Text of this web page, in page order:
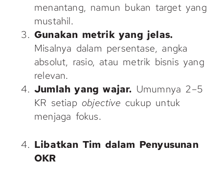
menantang, namun bukan target yang
mustahil.
Gunakan metrik yang jelas.
Misalnya dalam persentase, angka
absolut, rasio, atau metrik bisnis yang
relevan.
Jumlah yang wajar. Umumnya 2–5
KR setiap objective cukup untuk
menjaga fokus.
Libatkan Tim dalam Penyusunan
OKR